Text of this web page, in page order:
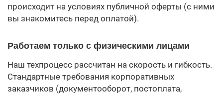
происходит на условиях публичной оферты (с ними
вы знакомитесь перед оплатой).
Работаем только с физическими лицами
Наш техпроцесс рассчитан на скорость и гибкость.
Стандартные требования корпоративных
заказчиков (документооборот, постоплата,